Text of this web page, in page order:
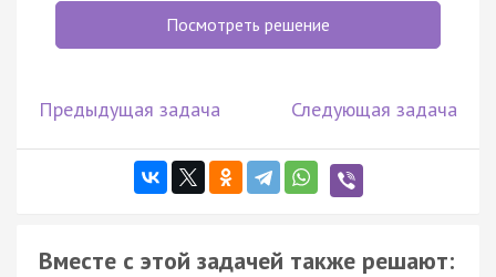
Посмотреть решение
Предыдущая задача Следующая задача
Вместе с этой задачей также решают: